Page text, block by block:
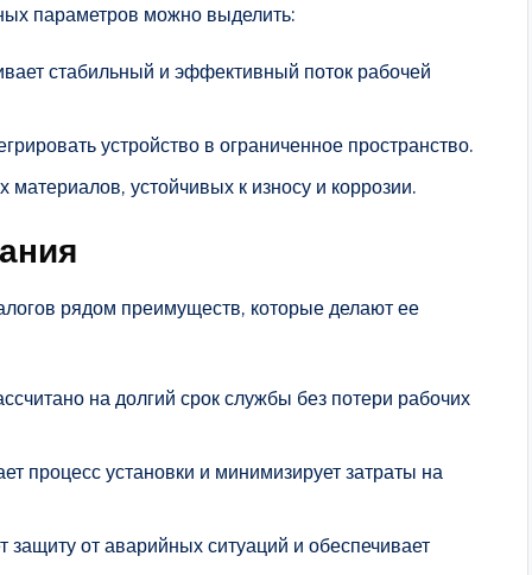
параметров можно выделить:
стабильный и эффективный поток рабочей
устройство в ограниченное пространство.
устойчивых к износу и коррозии.
рядом преимуществ, которые делают ее
на долгий срок службы без потери рабочих
процесс установки и минимизирует затраты на
защиту от аварийных ситуаций и обеспечивает